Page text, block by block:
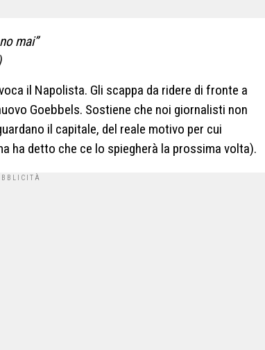
mai”
il Napolista. Gli scappa da ridere di fronte a
Goebbels. Sostiene che noi giornalisti non
il capitale, del reale motivo per cui
ha detto che ce lo spiegherà la prossima volta).